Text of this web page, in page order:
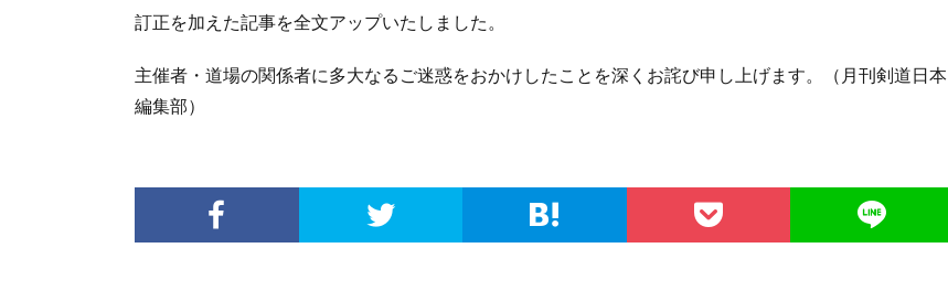
訂正を加えた記事を全文アップいたしました。
主催者・道場の関係者に多大なるご迷惑をおかけしたことを深くお詫び申し上げます。（月刊剣道日本
編集部）